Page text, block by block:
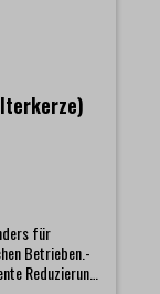
für
Betrieben.-
Reduzierung